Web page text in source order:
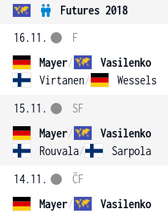
Futures 2018
16.11.
Mayer/
Vasilenko
Virtanen/ Wessels
F
15.11.
Mayer/
Vasilenko
Rouvala/ Sarpola
SF
14.11.
Mayer/
Vasilenko
ČF